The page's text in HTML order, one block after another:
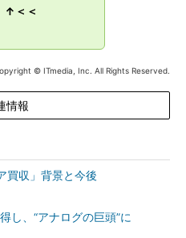
↑＜＜
© ITmedia, Inc. All Rights Reserved.
情報
買収」背景と今後
し、“アナログの巨頭”に